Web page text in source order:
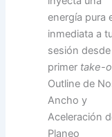
energía pura
inmediata a
sesión
primer take-
Outline de
Ancho y
Aceleración
Planeo